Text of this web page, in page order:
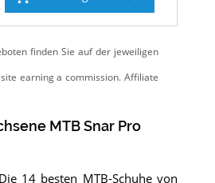
finden Sie auf der jeweiligen
MTB Snar Pro
14 besten MTB-Schuhe von